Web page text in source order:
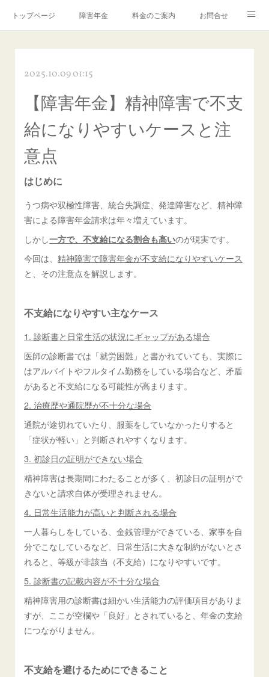
トップページ 障害年金 料金のご案内 お問合せ
2025.10.09 01:15
【障害年金】精神障害で不支
給になりやすいケースと注
意点
はじめに
うつ病や双極性障害、統合失調症、発達障害など、精神障
害による障害年金請求は年々増えています。
しかし一方で、不支給になる割合も高いのが現実です。
今回は、精神障害で障害年金が不支給になりやすいケース
と、その注意点を解説します。
不支給になりやすい主なケース
1. 診断書と日常生活の状況にギャップがある場合
医師の診断書では「就労困難」と書かれていても、実際に
はアルバイトやフルタイム勤務をしている場合など、矛盾
があると不支給になる可能性が高まります。
2. 治療歴や通院歴が不十分な場合
通院が途切れていたり、服薬をしていなかったりすると
「症状が軽い」と判断されやすくなります。
3. 初診日の証明ができない場合
精神障害は長期間にわたることが多く、初診日の証明がで
きないと請求自体が受理されません。
4. 日常生活能力が高いと判断される場合
一人暮らしをしている、金銭管理ができている、家事を自
分でこなしているなど、日常生活に大きな制約がないとさ
れると、等級が非該当（不支給）になりやすいです。
5. 診断書の記載内容が不十分な場合
精神障害用の診断書は細かい生活能力の評価項目がありま
すが、ここが空欄や「良好」とされていると、年金の支給
につながりません。
不支給を避けるためにできること